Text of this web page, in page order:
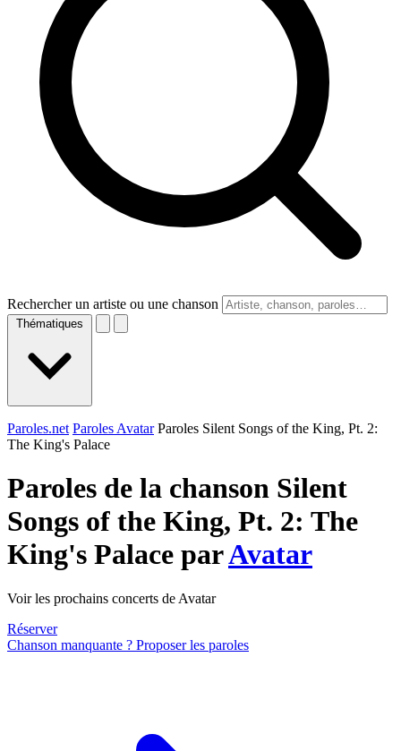
Rechercher un artiste ou une chanson
Thématiques
Paroles.net Paroles Avatar Paroles Silent Songs of the King, Pt. 2:
The King's Palace
Paroles de la chanson Silent
Songs of the King, Pt. 2: The
King's Palace parAvatar
Voir les prochains concerts de Avatar
Réserver
Chanson manquante ? Proposer les paroles